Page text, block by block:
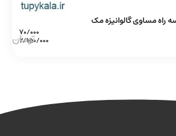
راه مساوی گالوانیزه مک